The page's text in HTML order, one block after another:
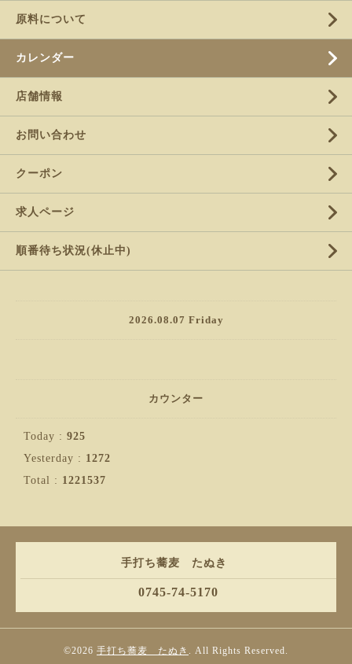
原料について
カレンダー
店舗情報
お問い合わせ
クーポン
求人ページ
順番待ち状況(休止中)
2026.08.07 Friday
カウンター
Today : 925
Yesterday : 1272
Total : 1221537
手打ち蕎麦 たぬき
0745-74-5170
©2026 手打ち蕎麦 たぬき . All Rights Reserved.